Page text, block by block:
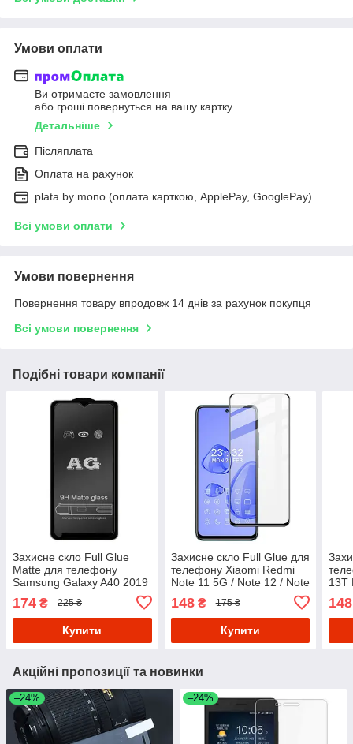
Умови оплати
Ви отримаєте замовлення
або гроші повернуться на вашу картку
Детальніше
Післяплата
Оплата на рахунок
plata by mono (оплата карткою, ApplePay, GooglePay)
Всі умови оплати
Умови повернення
Повернення товару впродовж 14 днів за рахунок покупця
Всі умови повернення
Подібні товари компанії
Захисне скло Full Glue
Matte для телефону
Samsung Galaxy A40 2019
174 ₴ 225 ₴
Купити
Захисне скло Full Glue для
телефону Xiaomi Redmi
Note 11 5G / Note 12 / Note
148₴ 175 ₴
Купити
13T
148
Акційні пропозиції та новинки
–24% –24%